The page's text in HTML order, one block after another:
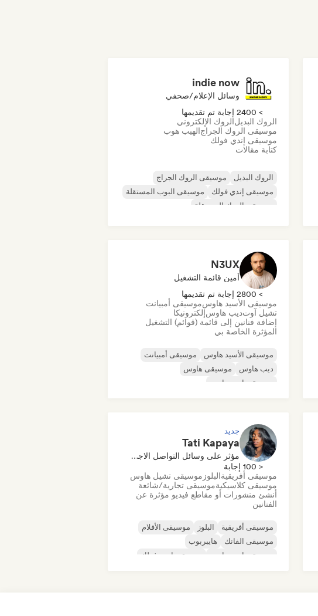
indie now
وسائل الإعلام/صحفي
> 2400 إجابة تم تقديمها
الروك البديلالروك الإلكتروني
موسيقى الروك الجراجالهيب هوب
موسيقى إندي فولك
كتابة مقالات
الروك البديل
موسيقى الروك الجراج
موسيقى إندي فولك
موسيقى البوب المستقلة
موسيقى الروك المستقلة
N3UX
أمين قائمة التشغيل
> 2800 إجابة تم تقديمها
موسيقى الأسيد هاوسموسيقى أمبيانت
تشيل آوتديب هاوسإلكترونيكا
إضافة فنانين إلى قائمة (قوائم) التشغيل
المؤثرة الخاصة بي
موسيقى الأسيد هاوس
موسيقى أمبيانت
ديب هاوس
موسيقى هاوس
موسيقى إندي دانس
جديد
Tati Kapaya
مؤثر على وسائل التواصل الاجتماعي
< 100 إجابة
موسيقى أفريقيةالبلوز موسيقى تشيل هاوس
موسيقى كلاسيكيةموسيقى تجارية/شائعة
أنشئ منشورات أو مقاطع فيديو مؤثرة عن
الفنانين
موسيقى أفريقية البلوز
موسيقى الأفلام
موسيقى الفانك
هايبربوب
موسيقى إندي دانس
موسيقى إندي فولك